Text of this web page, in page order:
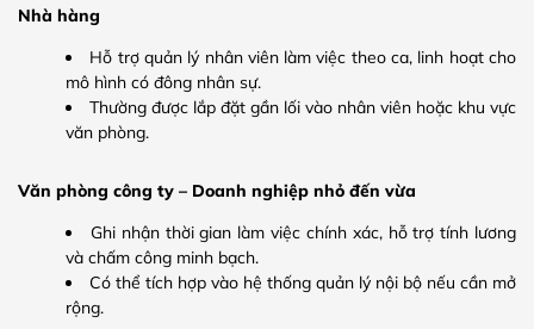
Nhà hàng
Hỗ trợ quản lý nhân viên làm việc theo ca, linh hoạt cho
mô hình có đông nhân sự.
Thường được lắp đặt gần lối vào nhân viên hoặc khu vực
văn phòng.
Văn phòng công ty – Doanh nghiệp nhỏ đến vừa
Ghi nhận thời gian làm việc chính xác, hỗ trợ tính lương
và chấm công minh bạch.
Có thể tích hợp vào hệ thống quản lý nội bộ nếu cần mở
rộng.